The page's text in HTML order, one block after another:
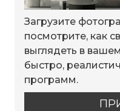
Загрузите
посмотрите, как
выглядеть в
быстро,
программ.